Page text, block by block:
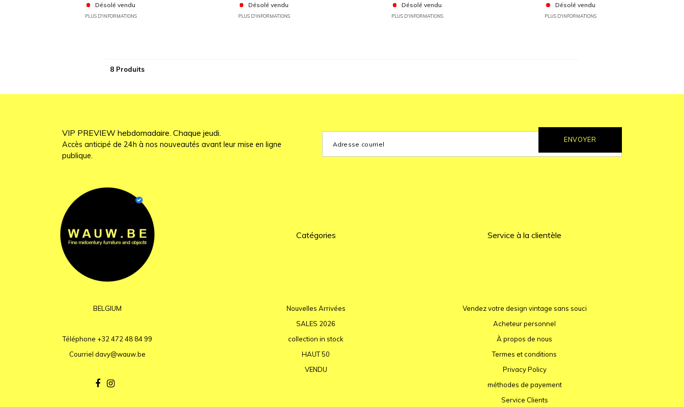
Désolé vendu
PLUS D'INFORMATIONS
Désolé vendu
PLUS D'INFORMATIONS
Désolé vendu
PLUS D'INFORMATIONS
Désolé vendu
PLUS D'INFORMATIONS
8 Produits
VIP PREVIEW hebdomadaire. Chaque jeudi.
Accès anticipé de 24h à nos nouveautés avant leur mise en ligne
publique.
ENVOYER
BELGIUM
Téléphone +32 472 48 84 99
Courriel davy@wauw.be
Catégories
Nouvelles Arrivées
SALES 2026
collection in stock
HAUT 50
VENDU
Service à la clientèle
Vendez votre design vintage sans souci
Acheteur personnel
À propos de nous
Termes et conditions
Privacy Policy
méthodes de payement
Service Clients